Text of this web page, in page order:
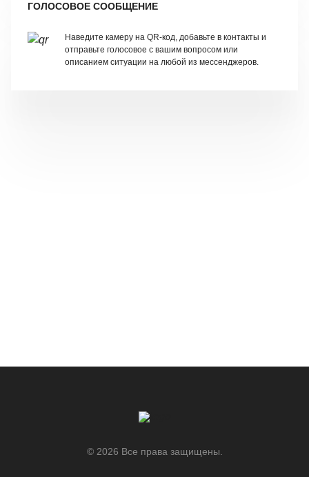
ГОЛОСОВОЕ СООБЩЕНИЕ
Наведите камеру на QR-код, добавьте в контакты и
отправьте голосовое с вашим вопросом или
описанием ситуации на любой из мессенджеров.
© 2026 Все права защищены.